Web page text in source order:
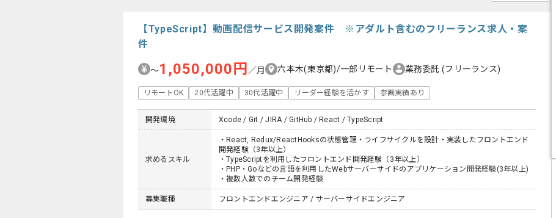
【TypeScript】動画配信サービス開発案件 ※アダルト含むのフリーランス求人・案
件
〜1,050,000円 ／月 六本木(東京都)/一部リモート 業務委託(フリーランス)
リモートOK 20代活躍中 30代活躍中 リーダー経験を活かす 参画実績あり
開発環境 Xcode / Git / JIRA / GitHub / React / TypeScript
求めるスキル
・React, Redux/ReactHooksの状態管理・ライフサイクルを設計・実装したフロントエンド
開発経験（3年以上）
・TypeScriptを利用したフロントエンド開発経験（3年以上）
・PHP・Goなどの言語を利用したWebサーバーサイドのアプリケーション開発経験(3年以上)
・複数人数でのチーム開発経験
募集職種 フロントエンドエンジニア / サーバーサイドエンジニア